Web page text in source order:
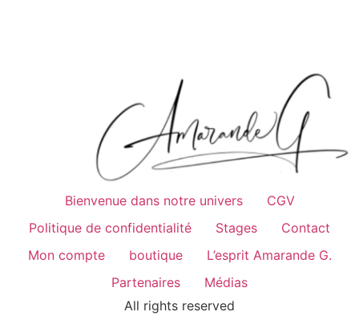
Bienvenue dans notre univers
CGV
Politique de confidentialité
Stages
Contact
Mon compte
boutique
L’esprit Amarande G.
Partenaires
Médias
All rights reserved